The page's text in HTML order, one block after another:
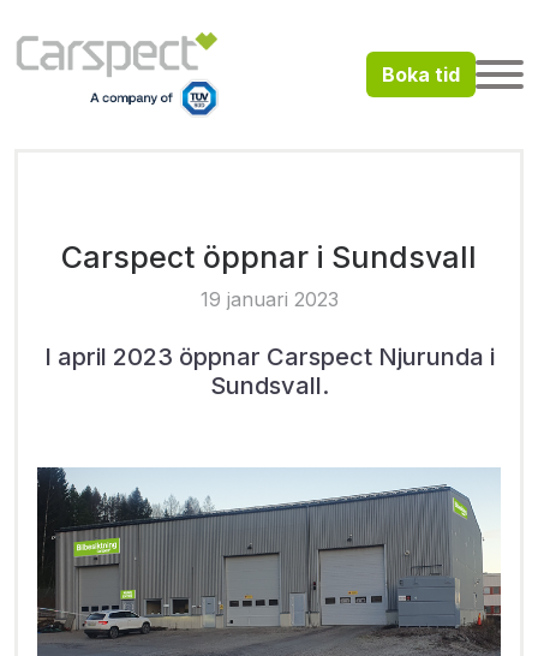
Boka tid
Carspect öppnar i Sundsvall
19 januari 2023
I april 2023 öppnar Carspect Njurunda i
Sundsvall.